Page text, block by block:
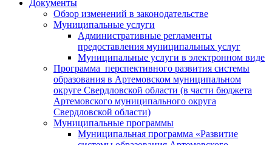
Документы
Обзор изменений в законодательстве
Муниципальные услуги
Административные регламенты
предоставления муниципальных услуг
Муниципальные услуги в электронном виде
Программа перспективного развития системы
образования в Артемовском муниципальном
округе Свердловской области (в части бюджета
Артемовского муниципального округа
Свердловской области)
Муниципальные программы
Муниципальная программа «Развитие